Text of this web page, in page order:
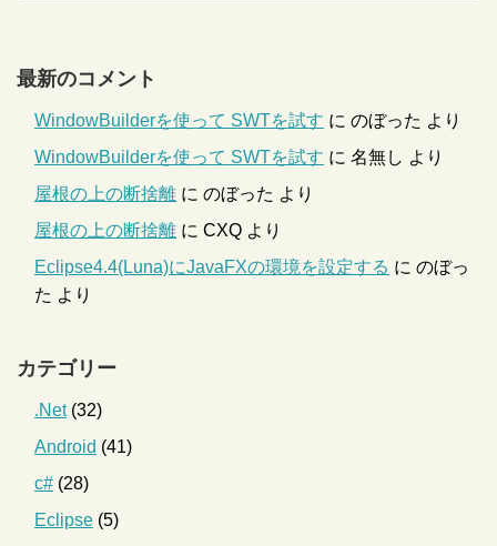
最新のコメント
WindowBuilderを使って SWTを試す に のぼった より
WindowBuilderを使って SWTを試す に 名無し より
屋根の上の断捨離 に のぼった より
屋根の上の断捨離 に CXQ より
Eclipse4.4(Luna)にJavaFXの環境を設定する に のぼっ
た より
カテゴリー
.Net(32)
Android (41)
c# (28)
Eclipse (5)